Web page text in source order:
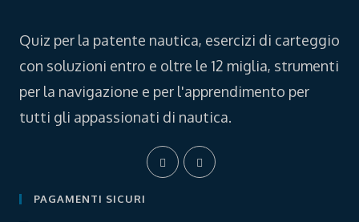
Quiz per la patente nautica, esercizi di carteggio
con soluzioni entro e oltre le 12 miglia, strumenti
per la navigazione e per l'apprendimento per
tutti gli appassionati di nautica.
Opens
in
Opens
PAGAMENTI SICURI